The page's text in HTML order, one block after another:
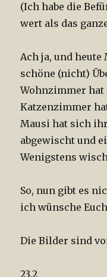
(Ich habe die
wert als das
Ach ja, und
schöne (nicht)
Wohnzimmer hat
Katzenzimmer
Mausi hat sich
abgewischt und
Wenigstens
So, nun gibt es
ich wünsche
Die Bilder sind
23.2